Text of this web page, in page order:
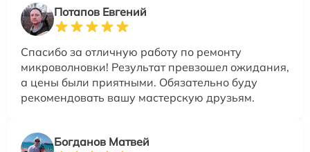
Потапов Евгений
Спасибо за отличную работу по ремонту
микроволновки! Результат превзошел ожидания,
а цены были приятными. Обязательно буду
рекомендовать вашу мастерскую друзьям.
Богданов Матвей